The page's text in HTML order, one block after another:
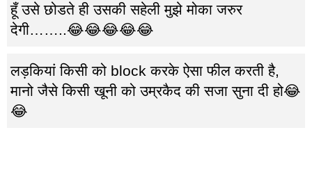
हूँ उसे छोडते ही उसकी सहेली मुझे मोका जरुर
देगी……..😂😂😂😂😂
लड़कियां किसी को block करके ऐसा फील करती है,
मानो जैसे किसी खूनी को उम्रकैद की सजा सुना दी हो😂
😂